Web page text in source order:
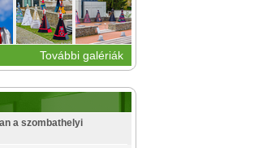
További galériák
a szombathelyi